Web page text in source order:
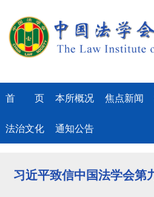
首 页 本所概况 焦点新闻
法治文化 通知公告